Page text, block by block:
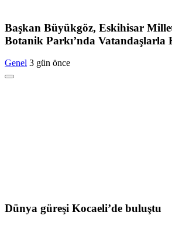
Başkan Büyükgöz, Eskihisar
Botanik Parkı’nda Vatandaşlarla
Genel 3 gün önce
Dünya güreşi Kocaeli’de buluştu